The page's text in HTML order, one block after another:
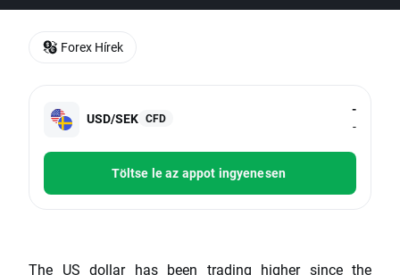
USD/SEK CFD
-
-
Töltse le az appot ingyenesen
The US dollar has been trading higher since the
Forex Hírek